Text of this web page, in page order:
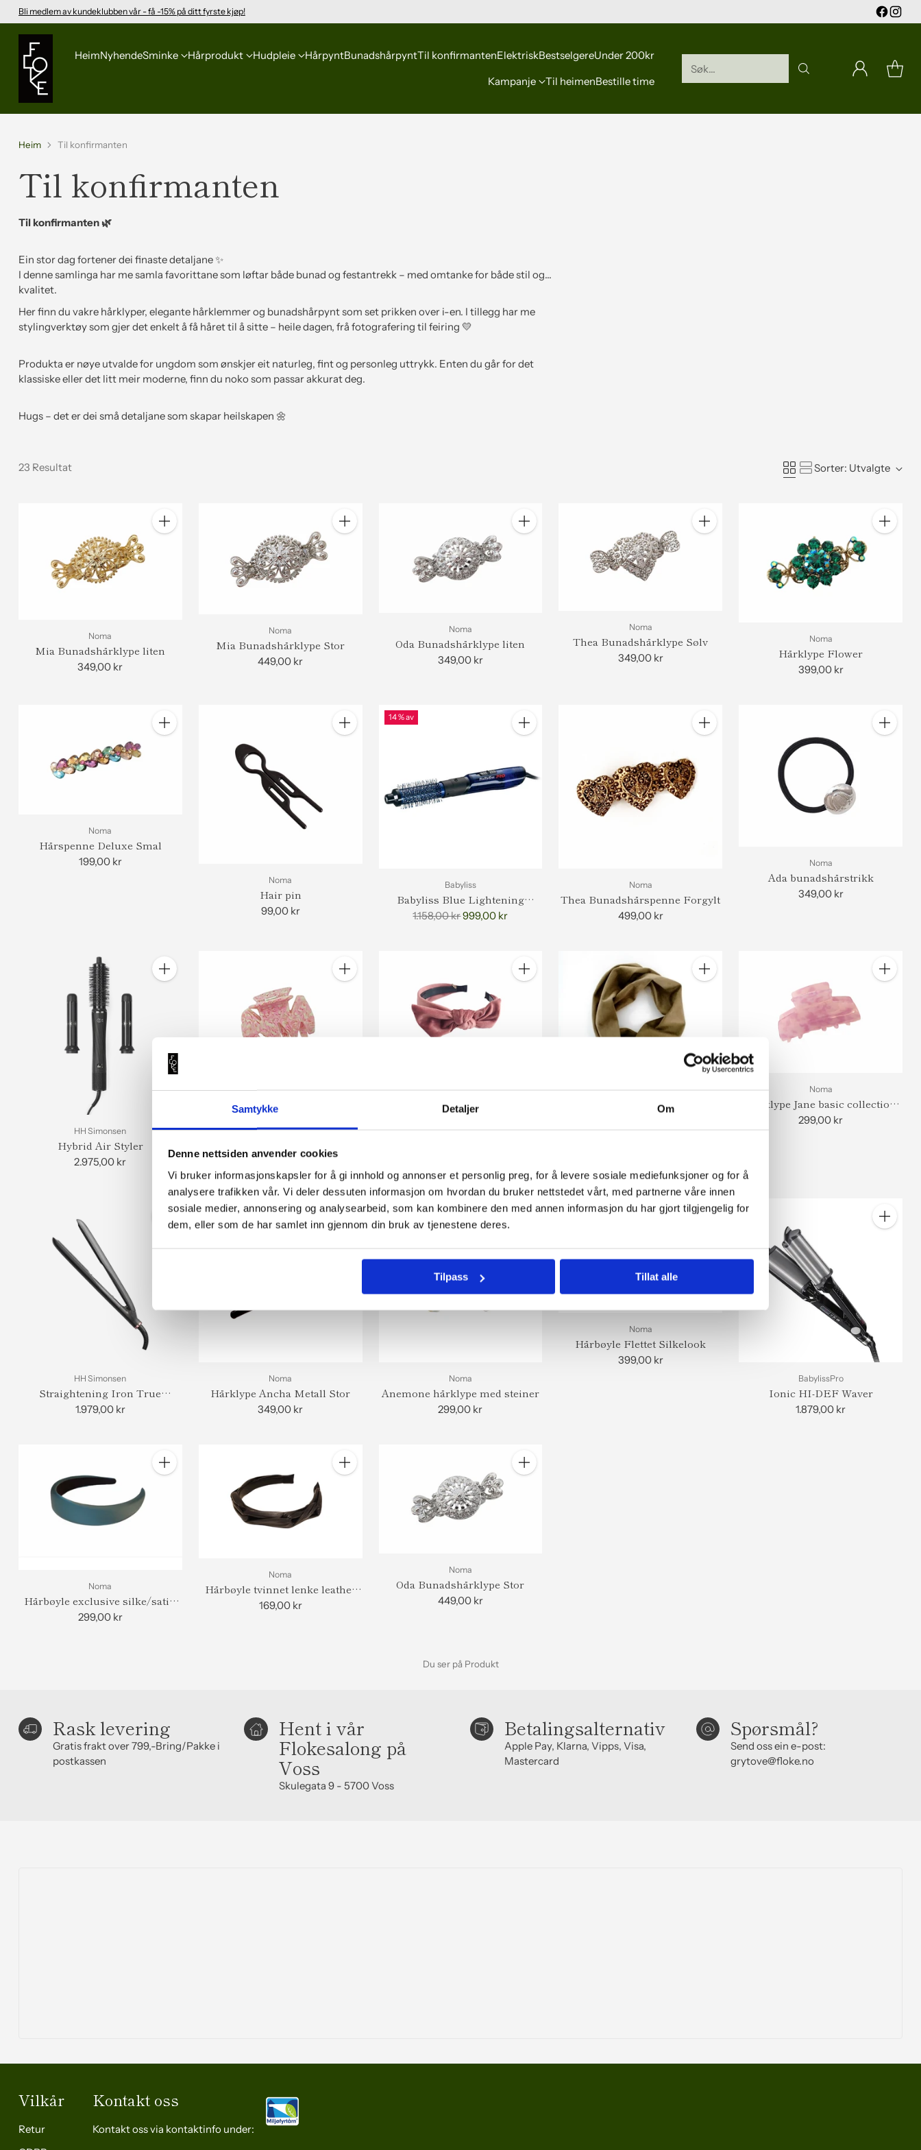
Samtykke Detaljer Om
Denne nettsiden anvender cookies
Vi bruker informasjonskapsler for å gi innhold og annonser et personlig preg, for å levere sosiale mediefunksjoner og for å
analysere trafikken vår. Vi deler dessuten informasjon om hvordan du bruker nettstedet vårt, med partnerne våre innen
sosiale medier, annonsering og analysearbeid, som kan kombinere den med annen informasjon du har gjort tilgjengelig for
dem, eller som de har samlet inn gjennom din bruk av tjenestene deres.
Tilpass Tillat alle
Bli medlem av kundeklubben vår - få -15% på ditt fyrste kjøp!
HeimNyhendeSminke Hårprodukt Hudpleie HårpyntBunadshårpyntTil konfirmantenElektriskBestselgereUnder 200kr
Kampanje
Til heimenBestille time
Søk...
Heim Til konfirmanten
Til konfirmanten
Til konfirmanten 🌿
Ein stor dag fortener dei finaste detaljane ✨
I denne samlinga har me samla favorittane som løftar både bunad og festantrekk – med omtanke for både stil og
kvalitet.
Her finn du vakre hårklyper, elegante hårklemmer og bunadshårpynt som set prikken over i-en. I tillegg har me
stylingverktøy som gjer det enkelt å få håret til å sitte – heile dagen, frå fotografering til feiring 💛
Produkta er nøye utvalde for ungdom som ønskjer eit naturleg, fint og personleg uttrykk. Enten du går for det
klassiske eller det litt meir moderne, finn du noko som passar akkurat deg.
Hugs – det er dei små detaljane som skapar heilskapen 🌼
23 Resultat Sorter: Utvalgte
Antall
Noma
Mia Bunadshårklype liten
349,00 kr
Antall
Noma
Mia Bunadshårklype Stor
449,00 kr
Antall
Noma
Oda Bunadshårklype liten
349,00 kr
Antall
Noma
Thea Bunadshårklype Sølv
349,00 kr
Antall
Noma
Hårklype Flower
399,00 kr
Antall
Noma
Hårspenne Deluxe Smal
199,00 kr
Antall
Noma
Hair pin
99,00 kr
14 % av
Antall
Babyliss
Babyliss Blue Lightening
Airstyler
Vanleg
1.158,00 kr999,00 kr
Antall
Noma
Thea Bunadshårspenne Forgylt
499,00 kr
Antall
Noma
Ada bunadshårstrikk
349,00 kr
Antall
HH Simonsen
Hybrid Air Styler
2.975,00 kr
Antall
Noma
Medium
Antall
149,00 kr
Antall
Noma
Antall
Noma
Hårklype Jane basic collection
stor
299,00 kr
Antall
HH Simonsen
Straightening Iron True
Divinity Mk2, Black
1.979,00 kr
Antall
Noma
Hårklype Ancha Metall Stor
349,00 kr
Noma
Anemone hårklype med steiner
299,00 kr
Noma
Hårbøyle Flettet Silkelook
399,00 kr
Antall
BabylissPro
Ionic HI-DEF Waver
1.879,00 kr
Antall
Noma
Hårbøyle exclusive silke/satin
look
299,00 kr
Antall
Noma
Hårbøyle tvinnet lenke leather
look
169,00 kr
Antall
Noma
Oda Bunadshårklype Stor
449,00 kr
Du ser på Produkt
Rask levering
Gratis frakt over 799,-Bring/Pakke i
postkassen
Hent i vår
Flokesalong på
Voss
Skulegata 9 - 5700 Voss
Betalingsalternativ
Apple Pay, Klarna, Vipps, Visa,
Mastercard
Spørsmål?
Send oss ein e-post:
grytove@floke.no
Vilkår
Retur
Kontakt oss
Kontakt oss via kontaktinfo under: